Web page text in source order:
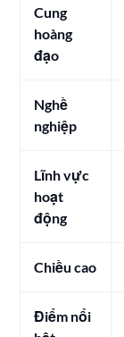
Cung
hoàng
đạo
Nghề
nghiệp
Lĩnh vực
hoạt
động
Chiều cao
Điểm nổi